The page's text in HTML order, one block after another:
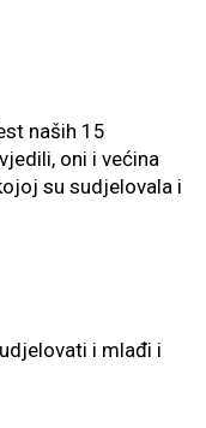
naših 15
oni i većina
su sudjelovala i
i mlađi i